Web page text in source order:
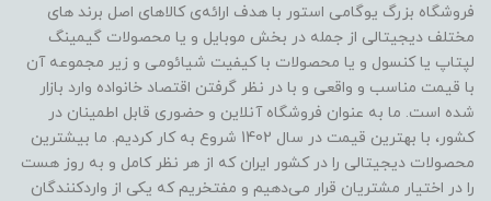
فروشگاه بزرگ یوگامی استور با هدف ارائه‌ی کالاهای اصل برند های
مختلف دیجیتالی از جمله در بخش موبایل و یا محصولات گیمینگ
لپتاپ یا کنسول و یا محصولات با کیفیت شیائومی و زیر مجموعه آن
با قیمت مناسب و واقعی و با در نظر گرفتن اقتصاد خانواده وارد بازار
شده است. ما به عنوان فروشگاه آنلاین و حضوری قابل اطمینان در
کشور، با بهترین قیمت در سال 1402 شروع به کار کردیم. ما بیشترین
محصولات دیجیتالی را در کشور ایران که از هر نظر کامل و به روز هست
را در اختیار مشتریان قرار می‌دهیم و مفتخریم که یکی از واردکنندگان